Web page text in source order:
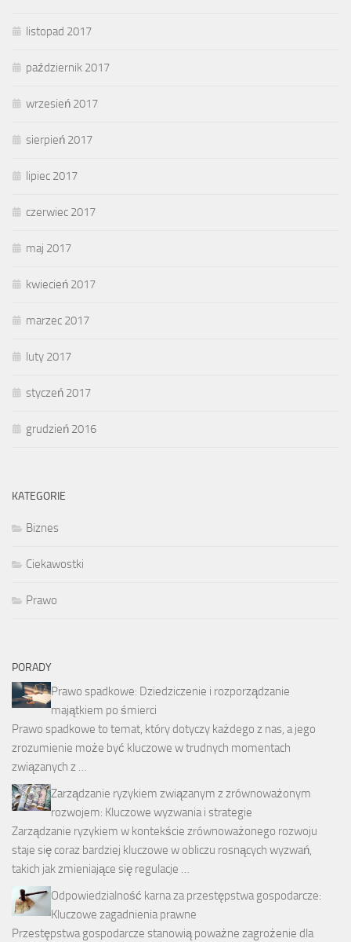
listopad 2017
październik 2017
wrzesień 2017
sierpień 2017
lipiec 2017
czerwiec 2017
maj 2017
kwiecień 2017
marzec 2017
luty 2017
styczeń 2017
grudzień 2016
KATEGORIE
Biznes
Ciekawostki
Prawo
PORADY
Prawo spadkowe: Dziedziczenie i rozporządzanie
majątkiem po śmierci
Prawo spadkowe to temat, który dotyczy każdego z nas, a jego
zrozumienie może być kluczowe w trudnych momentach
związanych z …
Zarządzanie ryzykiem związanym z zrównoważonym
rozwojem: Kluczowe wyzwania i strategie
Zarządzanie ryzykiem w kontekście zrównoważonego rozwoju
staje się coraz bardziej kluczowe w obliczu rosnących wyzwań,
takich jak zmieniające się regulacje …
Odpowiedzialność karna za przestępstwa gospodarcze:
Kluczowe zagadnienia prawne
Przestępstwa gospodarcze stanowią poważne zagrożenie dla